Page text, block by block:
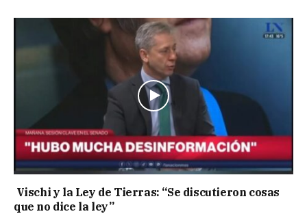
Vischi y la Ley de Tierras: “Se discutieron cosas
que no dice la ley”